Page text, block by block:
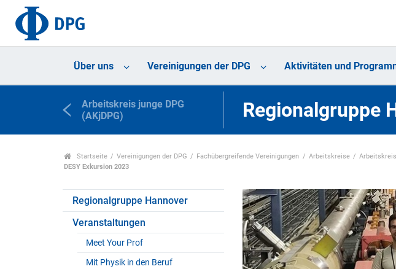
Über uns Vereinigungen der DPG Aktivitäten und
Arbeitskreis junge DPG
(AKjDPG)
Regionalgruppe
Startseite Vereinigungen der DPG Fachübergreifende Vereinigungen Arbeitskreise
DESY Exkursion 2023
Regionalgruppe Hannover
Veranstaltungen
Meet Your Prof
Mit Physik in den Beruf